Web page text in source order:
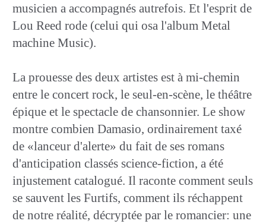
musicien a accompagnés autrefois. Et l'esprit de
Lou Reed rode (celui qui osa l'album Metal
machine Music).
La prouesse des deux artistes est à mi-chemin
entre le concert rock, le seul-en-scène, le théâtre
épique et le spectacle de chansonnier. Le show
montre combien Damasio, ordinairement taxé
de «lanceur d'alerte» du fait de ses romans
d'anticipation classés science-fiction, a été
injustement catalogué. Il raconte comment seuls
se sauvent les Furtifs, comment ils réchappent
de notre réalité, décryptée par le romancier: une